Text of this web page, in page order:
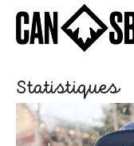
Statistiques